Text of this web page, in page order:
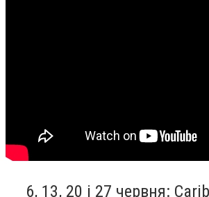
6, 13, 20 і 27 червня: